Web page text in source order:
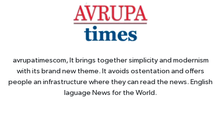
avrupatimescom, It brings together simplicity and modernism
with its brand new theme. It avoids ostentation and offers
people an infrastructure where they can read the news. English
laguage News for the World.